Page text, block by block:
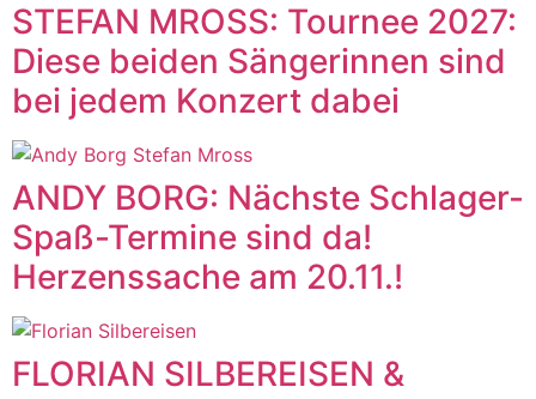
STEFAN MROSS: Tournee 2027:
Diese beiden Sängerinnen sind
bei jedem Konzert dabei
ANDY BORG: Nächste Schlager-
Spaß-Termine sind da!
Herzenssache am 20.11.!
FLORIAN SILBEREISEN &